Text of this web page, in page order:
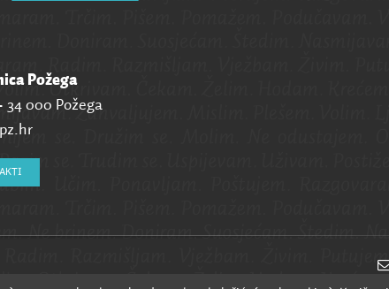
Požega
34 000 Požega